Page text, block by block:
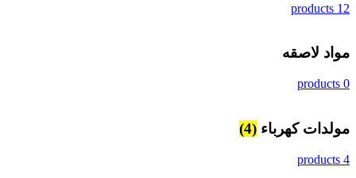
12 products
مواد لاصقه
0 products
مولدات كهرباء (4)
4 products